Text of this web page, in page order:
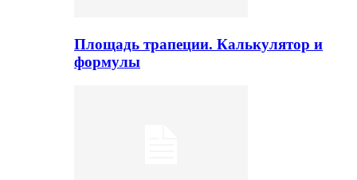
Площадь трапеции. Калькулятор и
формулы